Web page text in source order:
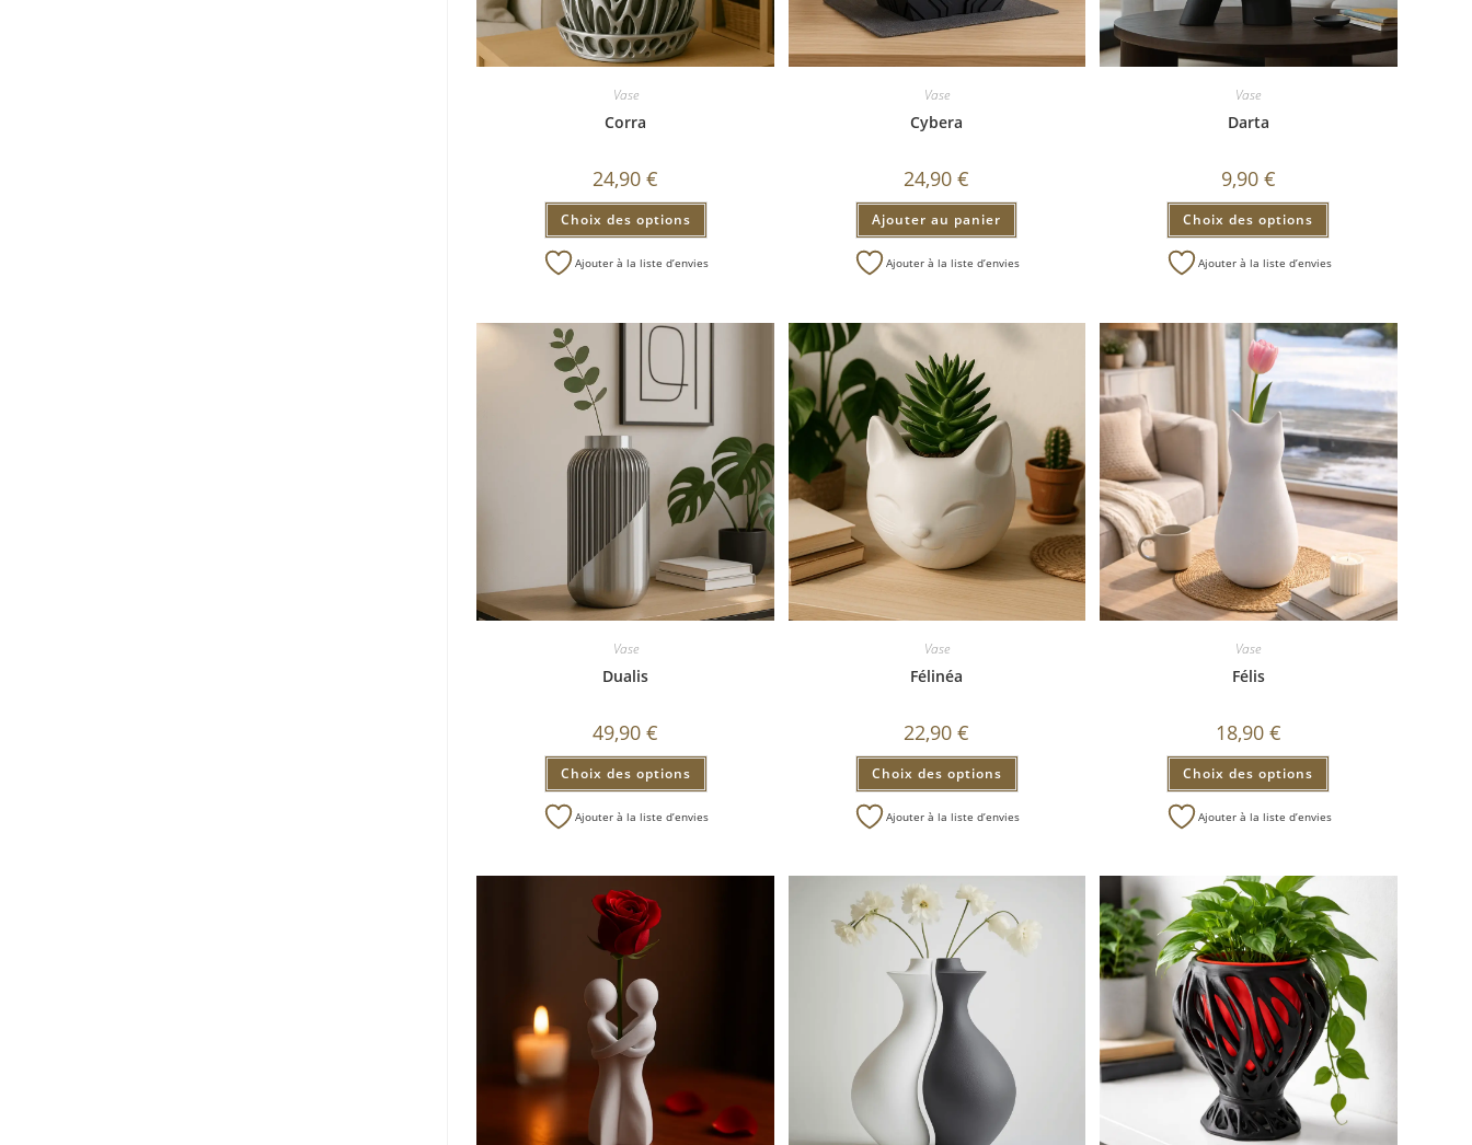
Vase
Corra
24,90€
Choix des options
Ajouter à la liste d’envies
Vase
Cybera
24,90€
Ajouter au panier
Ajouter à la liste d’envies
Vase
Darta
9,90 €
Choix des options
Ajouter à la liste d’envies
Vase
Dualis
49,90€
Choix des options
Ajouter à la liste d’envies
Vase
Félinéa
22,90€
Choix des options
Ajouter à la liste d’envies
Vase
Félis
18,90 €
Choix des options
Ajouter à la liste d’envies